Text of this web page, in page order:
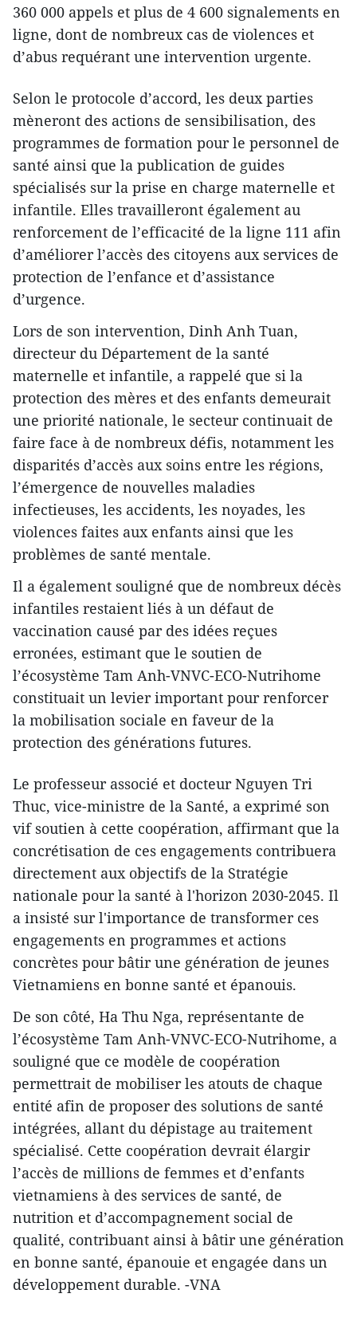
360 000 appels et plus de 4 600 signalements en
ligne, dont de nombreux cas de violences et
d’abus requérant une intervention urgente.
Selon le protocole d’accord, les deux parties
mèneront des actions de sensibilisation, des
programmes de formation pour le personnel de
santé ainsi que la publication de guides
spécialisés sur la prise en charge maternelle et
infantile. Elles travailleront également au
renforcement de l’efficacité de la ligne 111 afin
d’améliorer l’accès des citoyens aux services de
protection de l’enfance et d’assistance
d’urgence.
Lors de son intervention, Dinh Anh Tuan,
directeur du Département de la santé
maternelle et infantile, a rappelé que si la
protection des mères et des enfants demeurait
une priorité nationale, le secteur continuait de
faire face à de nombreux défis, notamment les
disparités d’accès aux soins entre les régions,
l’émergence de nouvelles maladies
infectieuses, les accidents, les noyades, les
violences faites aux enfants ainsi que les
problèmes de santé mentale.
​Il a également souligné que de nombreux décès
infantiles restaient liés à un défaut de
vaccination causé par des idées reçues
erronées, estimant que le soutien de
l’écosystème Tam Anh-VNVC-ECO-Nutrihome
constituait un levier important pour renforcer
la mobilisation sociale en faveur de la
protection des générations futures.​
Le professeur associé et docteur Nguyen Tri
Thuc, vice-ministre de la Santé, a exprimé son
vif soutien à cette coopération, affirmant que la
concrétisation de ces engagements contribuera
directement aux objectifs de la Stratégie
nationale pour la santé à l'horizon 2030-2045. Il
a insisté sur l'importance de transformer ces
engagements en programmes et actions
concrètes pour bâtir une génération de jeunes
Vietnamiens en bonne santé et épanouis.
De son côté, Ha Thu Nga, représentante de
l’écosystème Tam Anh-VNVC-ECO-Nutrihome, a
souligné que ce modèle de coopération
permettrait de mobiliser les atouts de chaque
entité afin de proposer des solutions de santé
intégrées, allant du dépistage au traitement
spécialisé. Cette coopération devrait élargir
l’accès de millions de femmes et d’enfants
vietnamiens à des services de santé, de
nutrition et d’accompagnement social de
qualité, contribuant ainsi à bâtir une génération
en bonne santé, épanouie et engagée dans un
développement durable. -VNA